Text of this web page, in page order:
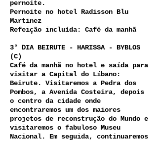
pernoite.
Pernoite no hotel Radisson Blu
Martinez
Refeição incluída: Café da manhã
3° DIA BEIRUTE - HARISSA - BYBLOS
(C)
Café da manhã no hotel e saída para
visitar a Capital do Líbano:
Beirute. Visitaremos a Pedra dos
Pombos, a Avenida Costeira, depois
o centro da cidade onde
encontraremos um dos maiores
projetos de reconstrução do Mundo e
visitaremos o fabuloso Museu
Nacional. Em seguida, continuaremos